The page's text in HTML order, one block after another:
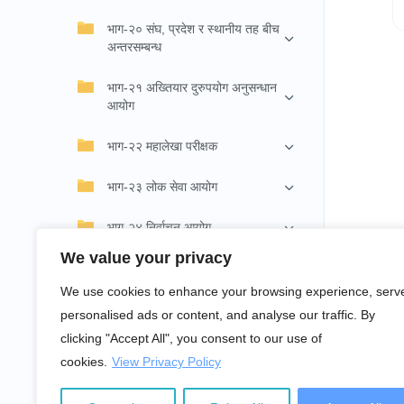
We value your privacy
We use cookies to enhance your browsing experience,
personalised ads or content, and analyse our traffic. By
clicking "Accept All", you consent to our use of
cookies. View Privacy Policy
भाग-२० संघ, प्रदेश र स्थानीय तह बीच
अन्तरसम्बन्ध
भाग-२१ अख्तियार दुरुपयोग अनुसन्धान
आयोग
भाग-२२ महालेखा परीक्षक
भाग-२३ लोक सेवा आयोग
भाग-२४ निर्वाचन आयोग
भाग-२५ राष्ट्रिय मानव अधिकार आयोग
भाग-२६ राष्ट्रिय प्राकृतिक स्रोत तथा
भाग-२७ अन्य आयोगहरू